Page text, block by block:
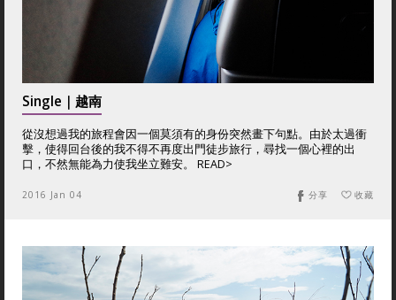
Single｜越南
從沒想過我的旅程會因一個莫須有的身份突然畫下句點。由於太過衝
擊，使得回台後的我不得不再度出門徒步旅行，尋找一個心裡的出
口，不然無能為力使我坐立難安。 READ>
2016 Jan 04 收藏
分享